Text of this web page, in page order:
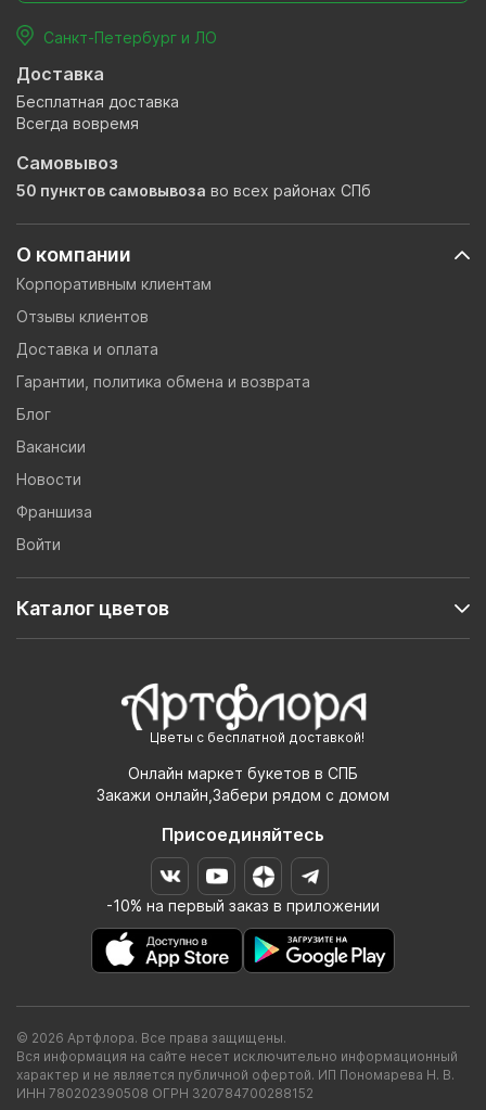
Цветы с бесплатной доставкой!
Онлайн маркет букетов в СПБ
Закажи онлайн,Забери рядом с домом
Присоединяйтесь
-10% на первый заказ в приложении
О компании
Корпоративным клиентам
Отзывы клиентов
Доставка и оплата
Гарантии, политика обмена и возврата
Блог
Вакансии
Новости
Франшиза
Войти
Каталог цветов
Санкт-Петербург и ЛО
Доставка
Бесплатная доставка
Всегда вовремя
Самовывоз
50 пунктов самовывоза во всех районах СПб
© 2026 Артфлора. Все права защищены.
Вся информация на сайте несет исключительно информационный
характер и не является публичной офертой. ИП Пономарева Н. В.
ИНН 780202390508 ОГРН 320784700288152